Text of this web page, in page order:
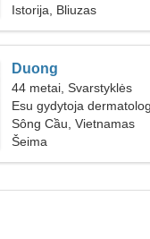
Istorija, Bliuzas
Duong
44 metai, Svarstyklės
Esu gydytoja
moters
Sông Cầu, Vietnamas
Šeima